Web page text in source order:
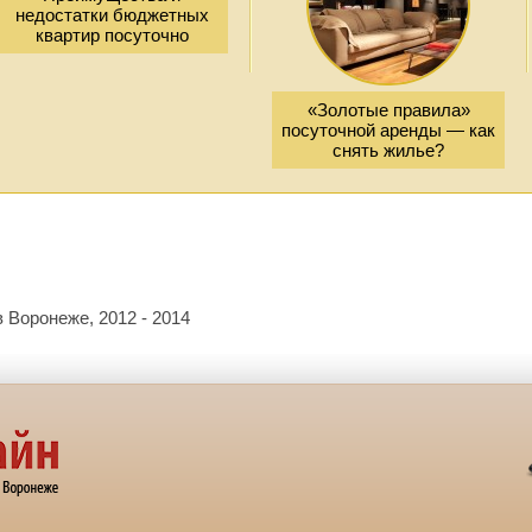
недостатки бюджетных
квартир посуточно
«Золотые правила»
посуточной аренды — как
снять жилье?
Воронеже, 2012 - 2014